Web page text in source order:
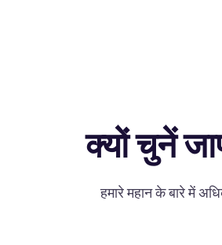
क्यों चुनें
हमारे महान के बारे में